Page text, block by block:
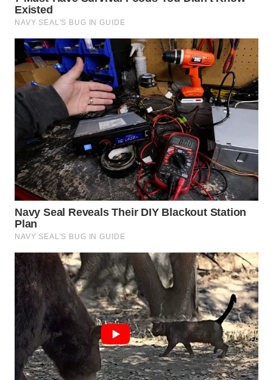
WN
WN
PADANG
LAWAS
WN
SUMEDANG
WN
CIANJUR
WN
KEPULAUAN
SERIBU
WN
TANGERANG
WN
BINJAI
WN
CIREBON